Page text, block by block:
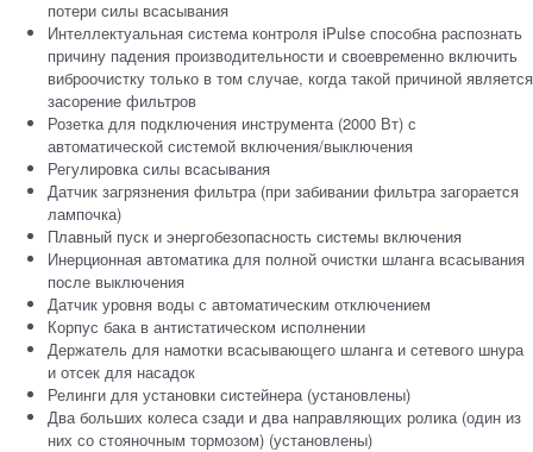
потери силы всасывания
Интеллектуальная система контроля iPulse способна распознать
причину падения производительности и своевременно включить
виброочистку только в том случае, когда такой причиной является
засорение фильтров
Розетка для подключения инструмента (2000 Вт) с
автоматической системой включения/выключения
Регулировка силы всасывания
Датчик загрязнения фильтра (при забивании фильтра загорается
лампочка)
Плавный пуск и энергобезопасность системы включения
Инерционная автоматика для полной очистки шланга всасывания
после выключения
Датчик уровня воды с автоматическим отключением
Корпус бака в антистатическом исполнении
Держатель для намотки всасывающего шланга и сетевого шнура
и отсек для насадок
Релинги для установки систейнера (установлены)
Два больших колеса сзади и два направляющих ролика (один из
них со стояночным тормозом) (установлены)